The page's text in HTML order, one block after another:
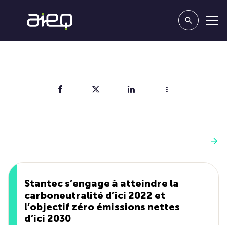
Stantec s’engage à atteindre la
carboneutralité d’ici 2022 et
l’objectif zéro émissions nettes
d’ici 2030